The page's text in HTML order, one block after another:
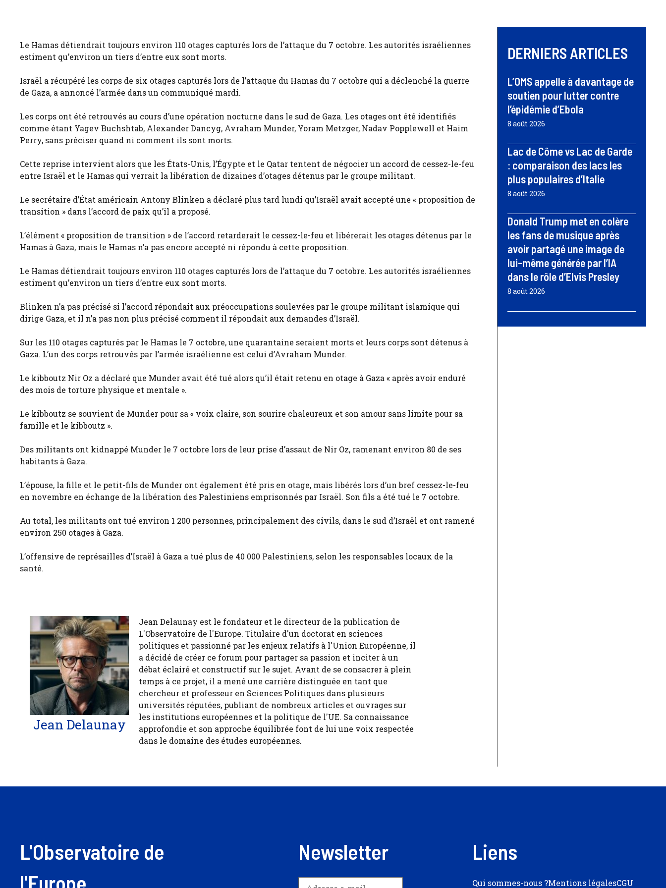
Le Hamas détiendrait toujours environ 110 otages capturés lors de l’attaque du 7 octobre. Les autorités israéliennes
estiment qu’environ un tiers d’entre eux sont morts.
Israël a récupéré les corps de six otages capturés lors de l’attaque du Hamas du 7 octobre qui a déclenché la guerre
de Gaza, a annoncé l’armée dans un communiqué mardi.
Les corps ont été retrouvés au cours d’une opération nocturne dans le sud de Gaza. Les otages ont été identifiés
comme étant Yagev Buchshtab, Alexander Dancyg, Avraham Munder, Yoram Metzger, Nadav Popplewell et Haim
Perry, sans préciser quand ni comment ils sont morts.
Cette reprise intervient alors que les États-Unis, l’Égypte et le Qatar tentent de négocier un accord de cessez-le-feu
entre Israël et le Hamas qui verrait la libération de dizaines d’otages détenus par le groupe militant.
Le secrétaire d’État américain Antony Blinken a déclaré plus tard lundi qu’Israël avait accepté une « proposition de
transition » dans l’accord de paix qu’il a proposé.
L’élément « proposition de transition » de l’accord retarderait le cessez-le-feu et libérerait les otages détenus par le
Hamas à Gaza, mais le Hamas n’a pas encore accepté ni répondu à cette proposition.
Le Hamas détiendrait toujours environ 110 otages capturés lors de l’attaque du 7 octobre. Les autorités israéliennes
estiment qu’environ un tiers d’entre eux sont morts.
Blinken n’a pas précisé si l’accord répondait aux préoccupations soulevées par le groupe militant islamique qui
dirige Gaza, et il n’a pas non plus précisé comment il répondait aux demandes d’Israël.
Sur les 110 otages capturés par le Hamas le 7 octobre, une quarantaine seraient morts et leurs corps sont détenus à
Gaza. L’un des corps retrouvés par l’armée israélienne est celui d’Avraham Munder.
Le kibboutz Nir Oz a déclaré que Munder avait été tué alors qu’il était retenu en otage à Gaza « après avoir enduré
des mois de torture physique et mentale ».
Le kibboutz se souvient de Munder pour sa « voix claire, son sourire chaleureux et son amour sans limite pour sa
famille et le kibboutz ».
Des militants ont kidnappé Munder le 7 octobre lors de leur prise d’assaut de Nir Oz, ramenant environ 80 de ses
habitants à Gaza.
L’épouse, la fille et le petit-fils de Munder ont également été pris en otage, mais libérés lors d’un bref cessez-le-feu
en novembre en échange de la libération des Palestiniens emprisonnés par Israël. Son fils a été tué le 7 octobre.
Au total, les militants ont tué environ 1 200 personnes, principalement des civils, dans le sud d’Israël et ont ramené
environ 250 otages à Gaza.
L’offensive de représailles d’Israël à Gaza a tué plus de 40 000 Palestiniens, selon les responsables locaux de la
santé.
Jean Delaunay
Jean Delaunay est le fondateur et le directeur de la publication de
L'Observatoire de l'Europe. Titulaire d'un doctorat en sciences
politiques et passionné par les enjeux relatifs à l'Union Européenne, il
a décidé de créer ce forum pour partager sa passion et inciter à un
débat éclairé et constructif sur le sujet. Avant de se consacrer à plein
temps à ce projet, il a mené une carrière distinguée en tant que
chercheur et professeur en Sciences Politiques dans plusieurs
universités réputées, publiant de nombreux articles et ouvrages sur
les institutions européennes et la politique de l'UE. Sa connaissance
approfondie et son approche équilibrée font de lui une voix respectée
dans le domaine des études européennes.
DERNIERS ARTICLES
L’OMS appelle à davantage de
soutien pour lutter contre
l’épidémie d’Ebola
8 août 2026
Lac de Côme vs Lac de Garde
: comparaison des lacs les
plus populaires d’Italie
8 août 2026
Donald Trump met en colère
les fans de musique après
avoir partagé une image de
lui-même générée par l’IA
dans le rôle d’Elvis Presley
8 août 2026
L'Observatoire de
l'Europe
Newsletter Liens
Qui sommes-nous ?Mentions légalesCGU